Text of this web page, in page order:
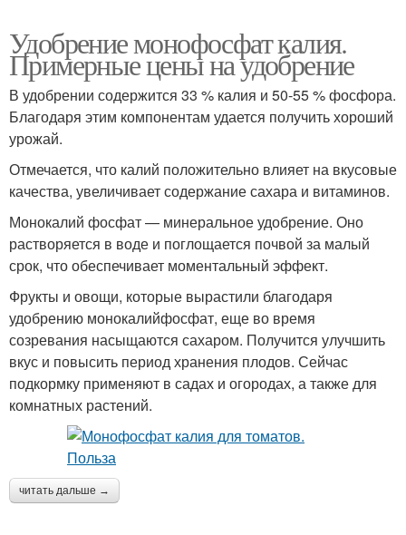
Удобрение монофосфат калия.
Примерные цены на удобрение
В удобрении содержится 33 % калия и 50-55 % фосфора.
Благодаря этим компонентам удается получить хороший
урожай.
Отмечается, что калий положительно влияет на вкусовые
качества, увеличивает содержание сахара и витаминов.
Монокалий фосфат — минеральное удобрение. Оно
растворяется в воде и поглощается почвой за малый
срок, что обеспечивает моментальный эффект.
Фрукты и овощи, которые вырастили благодаря
удобрению монокалийфосфат, еще во время
созревания насыщаются сахаром. Получится улучшить
вкус и повысить период хранения плодов. Сейчас
подкормку применяют в садах и огородах, а также для
комнатных растений.
читать дальше →